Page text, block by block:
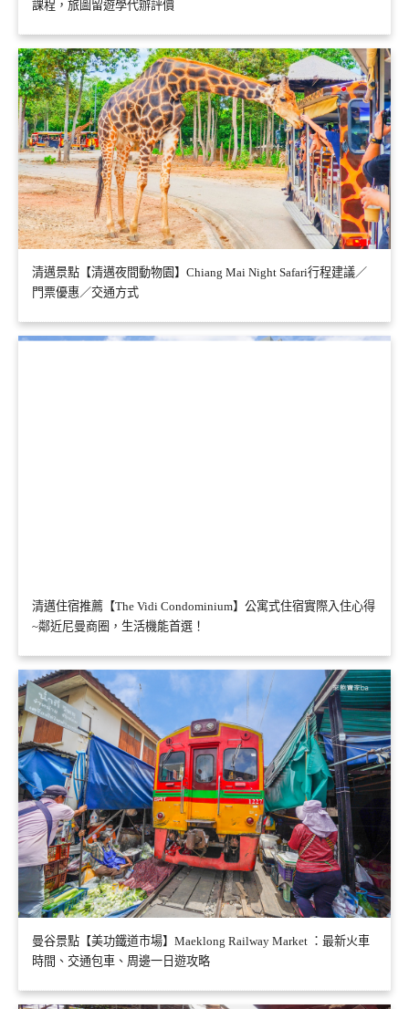
課程，旅圖留遊學代辦評價
清邁景點【清邁夜間動物園】Chiang Mai Night Safari行程建議／
門票優惠／交通方式
清邁住宿推薦【The Vidi Condominium】公寓式住宿實際入住心得
~鄰近尼曼商圈，生活機能首選！
曼谷景點【美功鐵道市場】Maeklong Railway Market ：最新火車
時間、交通包車、周邊一日遊攻略